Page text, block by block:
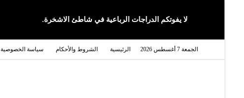
لا يفوتكم الدراجات الرباعية في شاطئ الاشخرة.
الجمعة 7 أغسطس 2026 الرئيسية الشروط والأحكام سياسة الخصوصية